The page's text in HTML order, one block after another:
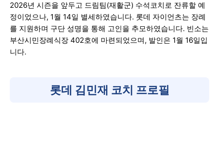
2026년 시즌을 앞두고 드림팀(재활군) 수석코치로 잔류할 예
정이었으나, 1월 14일 별세하였습니다. 롯데 자이언츠는 장례
를 지원하며 구단 성명을 통해 고인을 추모하였습니다. 빈소는
부산시민장례식장 402호에 마련되었으며, 발인은 1월 16일입
니다.
롯데 김민재 코치 프로필